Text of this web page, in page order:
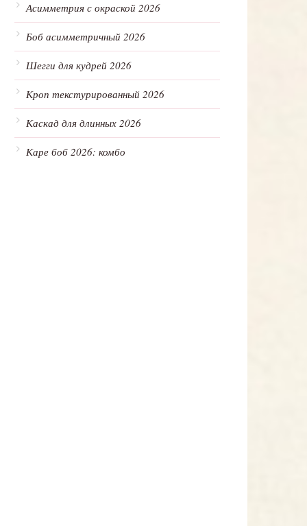
Асимметрия с окраской 2026
Боб асимметричный 2026
Шегги для кудрей 2026
Кроп текстурированный 2026
Каскад для длинных 2026
Каре боб 2026: комбо